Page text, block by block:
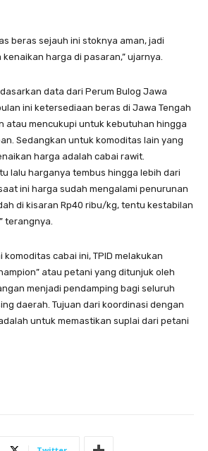
beras sejauh ini stoknya aman, jadi
harga di pasaran,” ujarnya.
data dari Perum Bulog Jawa
ini ketersediaan beras di Jawa Tengah
atau mencukupi untuk kebutuhan hingga
Sedangkan untuk komoditas lain yang
harga adalah cabai rawit.
lalu harganya tembus hingga lebih dari
ini harga sudah mengalami penurunan
di kisaran Rp40 ribu/kg, tentu kestabilan
terangnya.
cabai ini, TPID melakukan
atau petani yang ditunjuk oleh
menjadi pendamping bagi seluruh
daerah. Tujuan dari koordinasi dengan
untuk memastikan suplai dari petani